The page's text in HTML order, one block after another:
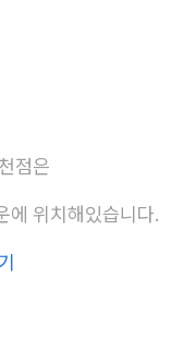
점은
에 위치해있습니다.